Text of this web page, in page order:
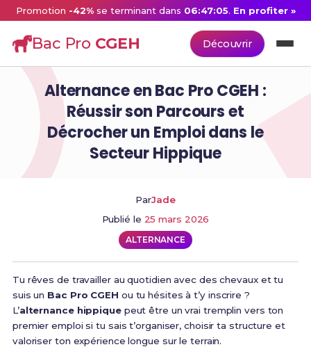
Promotion -42%se terminant dans 06:47:04. En profiter »
Bac Pro CGEH Découvrir
Alternance en Bac Pro CGEH :
Réussir son Parcours et
Décrocher un Emploi dans le
Secteur Hippique
ParJade
Publié le 25 mars 2026
ALTERNANCE
Tu rêves de travailler au quotidien avec des chevaux et tu
suis un Bac Pro CGEH ou tu hésites à t’y inscrire ?
L’alternance hippiquepeut être un vrai tremplin vers ton
premier emploi si tu sais t’organiser, choisir ta structure et
valoriser ton expérience longue sur le terrain.